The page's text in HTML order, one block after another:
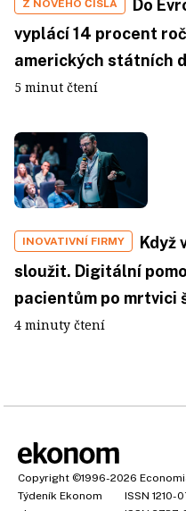
Z NOVÉHO ČÍSLA
Do
vyplácí 14 procent
amerických státních
5 minut čtení
INOVATIVNÍ FIRMY
Když
sloužit. Digitální
pacientům po mrtvici
4 minuty čtení
Copyright ©1996-2026
Týdeník Ekonom
ISSN 1210-